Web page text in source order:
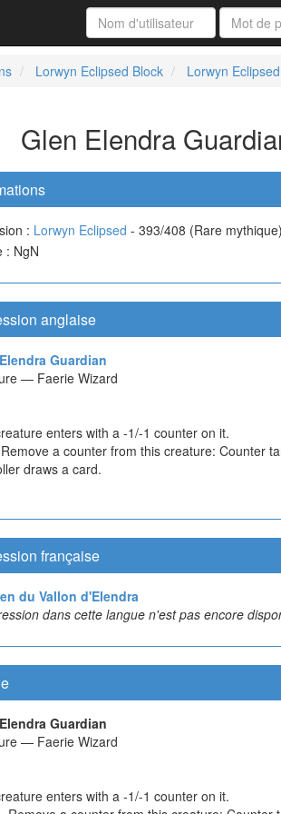
Lorwyn Eclipsed Block Lorwyn Eclipsed
Glen Elendra
: Lorwyn Eclipsed - 393/408 (Rare mythique)
: NgN
anglaise
Guardian
— Faerie Wizard
enters with a -1/-1 counter on it.
a counter from this creature: Counter
draws a card.
française
du Vallon d'Elendra
dans cette langue n'est pas encore
Guardian
— Faerie Wizard
enters with a -1/-1 counter on it.